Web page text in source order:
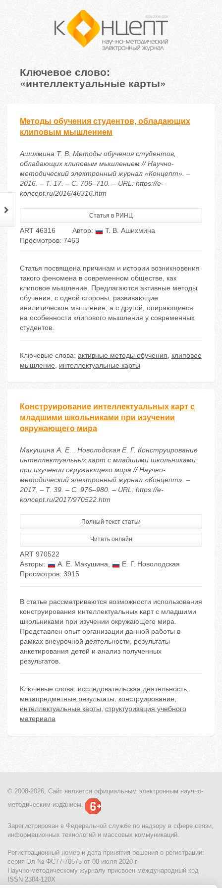
Ключевое слово:
«интеллектуальные карты»
Методы обучения студентов, обладающих
клиповым мышлением
Ашихмина Т. В. Методы обучения студентов,
обладающих клиповым мышлением // Научно-
методический электронный журнал «Концепт». –
2016. – Т. 17. – С. 706–710. – URL: https://e-
koncept.ru/2016/46316.htm
Статья в РИНЦ
ART 46316 Автор:
Т. В. Ашихмина
Просмотров: 7463
Статья посвящена причинам и истории возникновения
такого феномена в современном обществе, как
клиповое мышление. Предлагаются активные методы
обучения, с одной стороны, развивающие
аналитическое мышление, а с другой, опирающиеся
на особенности клипового мышления у современных
студентов.
Ключевые слова: активные методы обучения, клиповое
мышление, интеллектуальные карты
Конструирование интеллектуальных карт с
младшими школьниками при изучении
окружающего мира
Макушина А. Е. , Новолодская Е. Г. Конструирование
интеллектуальных карт с младшими школьниками
при изучении окружающего мира // Научно-
методический электронный журнал «Концепт». –
2017. – Т. 39. – С. 976–980. – URL: https://e-
koncept.ru/2017/970522.htm
Полный текст статьи
Читать онлайн
ART 970522
Авторы:
А. Е. Макушина,
Е. Г. Новолодская
Просмотров: 3915
В статье рассматриваются возможности использования
конструирования интеллектуальных карт с младшими
школьниками при изучении окружающего мира.
Представлен опыт организации данной работы в
рамках внеурочной деятельности, результаты
анкетирования детей и анализ полученных
результатов.
Ключевые слова: исследовательская деятельность,
метапредметные результаты, конструирование,
интеллектуальные карты, структуризация учебного
материала
© 2008-2026, Сайт является официальным электронным научно-
методическим изданием.
Зарегистрирован в Федеральной службе по надзору в сфере связи,
информационных технологий и массовых коммуникаций.
Регистрационный номер и дата принятия решения о регистрации:
серия Эл № ФС77-78575 от 08 июля 2020 г
Научно-методическому журналу присвоен международный код
ISSN 2304-120X